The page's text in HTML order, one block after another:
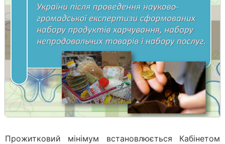
Прожитковий мінімум встановлюється Кабінетом